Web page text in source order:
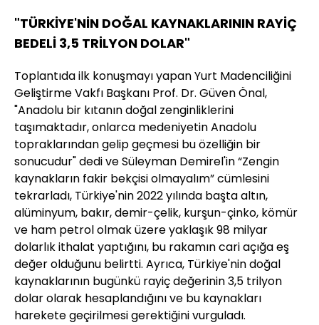
"TÜRKİYE'NİN DOĞAL KAYNAKLARININ RAYİÇ
BEDELİ 3,5 TRİLYON DOLAR"
Toplantıda ilk konuşmayı yapan Yurt Madenciliğini
Geliştirme Vakfı Başkanı Prof. Dr. Güven Önal,
"Anadolu bir kıtanın doğal zenginliklerini
taşımaktadır, onlarca medeniyetin Anadolu
topraklarından gelip geçmesi bu özelliğin bir
sonucudur" dedi ve Süleyman Demirel'in “Zengin
kaynakların fakir bekçisi olmayalım” cümlesini
tekrarladı, Türkiye'nin 2022 yılında başta altın,
alüminyum, bakır, demir-çelik, kurşun-çinko, kömür
ve ham petrol olmak üzere yaklaşık 98 milyar
dolarlık ithalat yaptığını, bu rakamın cari açığa eş
değer olduğunu belirtti. Ayrıca, Türkiye'nin doğal
kaynaklarının bugünkü rayiç değerinin 3,5 trilyon
dolar olarak hesaplandığını ve bu kaynakları
harekete geçirilmesi gerektiğini vurguladı.